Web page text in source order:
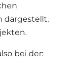
dargestellt,
bei der: